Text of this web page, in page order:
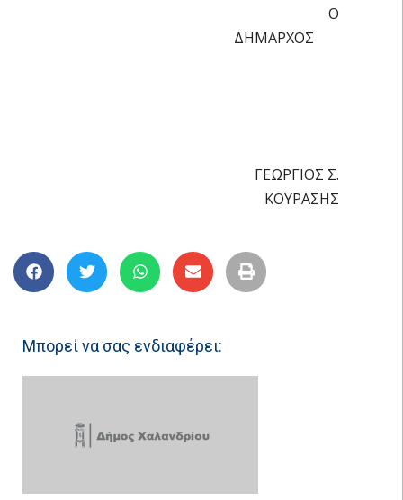
Ο
ΔΗΜΑΡΧΟΣ
ΓΕΩΡΓΙΟΣ Σ.
ΚΟΥΡΑΣΗΣ
Μπορεί να σας ενδιαφέρει: